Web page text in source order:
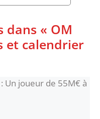
« OM
et calendrier